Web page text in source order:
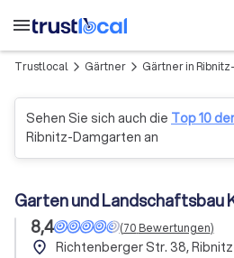
menu
Trustlocal arrow_forward_ios Gärtner arrow_forward_ios Gärtner in
Sehen Sie sich auch die Top 10
Ribnitz-Damgarten an
Garten und Landschaftsbau
8,4
(70Bewertungen)
place Richtenberger Str. 38,